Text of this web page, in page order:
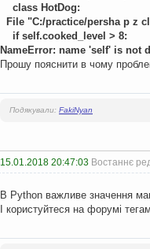
class HotDog:
File "C:/practice/persha p z
if self.cooked_level > 8:
NameError: name 'self' is not
Прошу пояснити в чому
Подякували: FakiNyan
15.01.2018 20:47:03 Востаннє
В Python важливе значення
І користуйтеся на форумі